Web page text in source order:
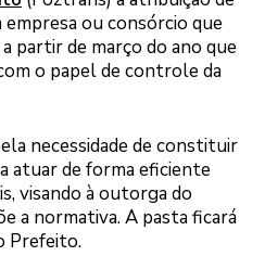
ou consórcio que
partir de março do ano que
o papel de controle da
necessidade de constituir
atuar de forma eficiente
visando à outorga do
a normativa. A pasta ficará
Prefeito.